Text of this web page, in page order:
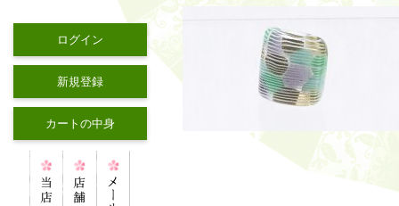
ログイン
新規登録
カートの中身